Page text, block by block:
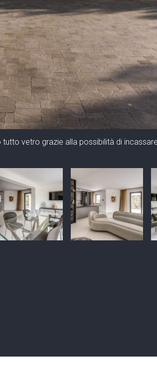
vetro grazie alla possibilità di